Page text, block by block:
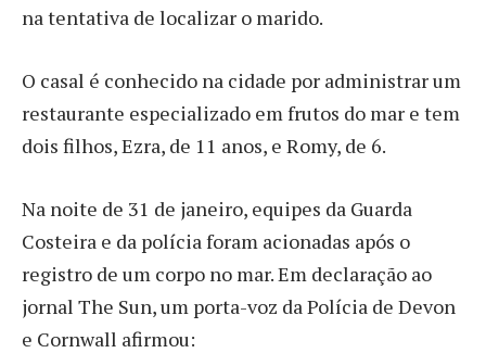
na tentativa de localizar o marido.
O casal é conhecido na cidade por administrar um
restaurante especializado em frutos do mar e tem
dois filhos, Ezra, de 11 anos, e Romy, de 6.
Na noite de 31 de janeiro, equipes da Guarda
Costeira e da polícia foram acionadas após o
registro de um corpo no mar. Em declaração ao
jornal The Sun, um porta-voz da Polícia de Devon
e Cornwall afirmou: